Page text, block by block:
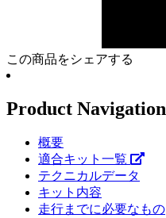
この商品をシェアする
Product Navigation
概要
適合キット一覧
テクニカルデータ
キット内容
走行までに必要なもの